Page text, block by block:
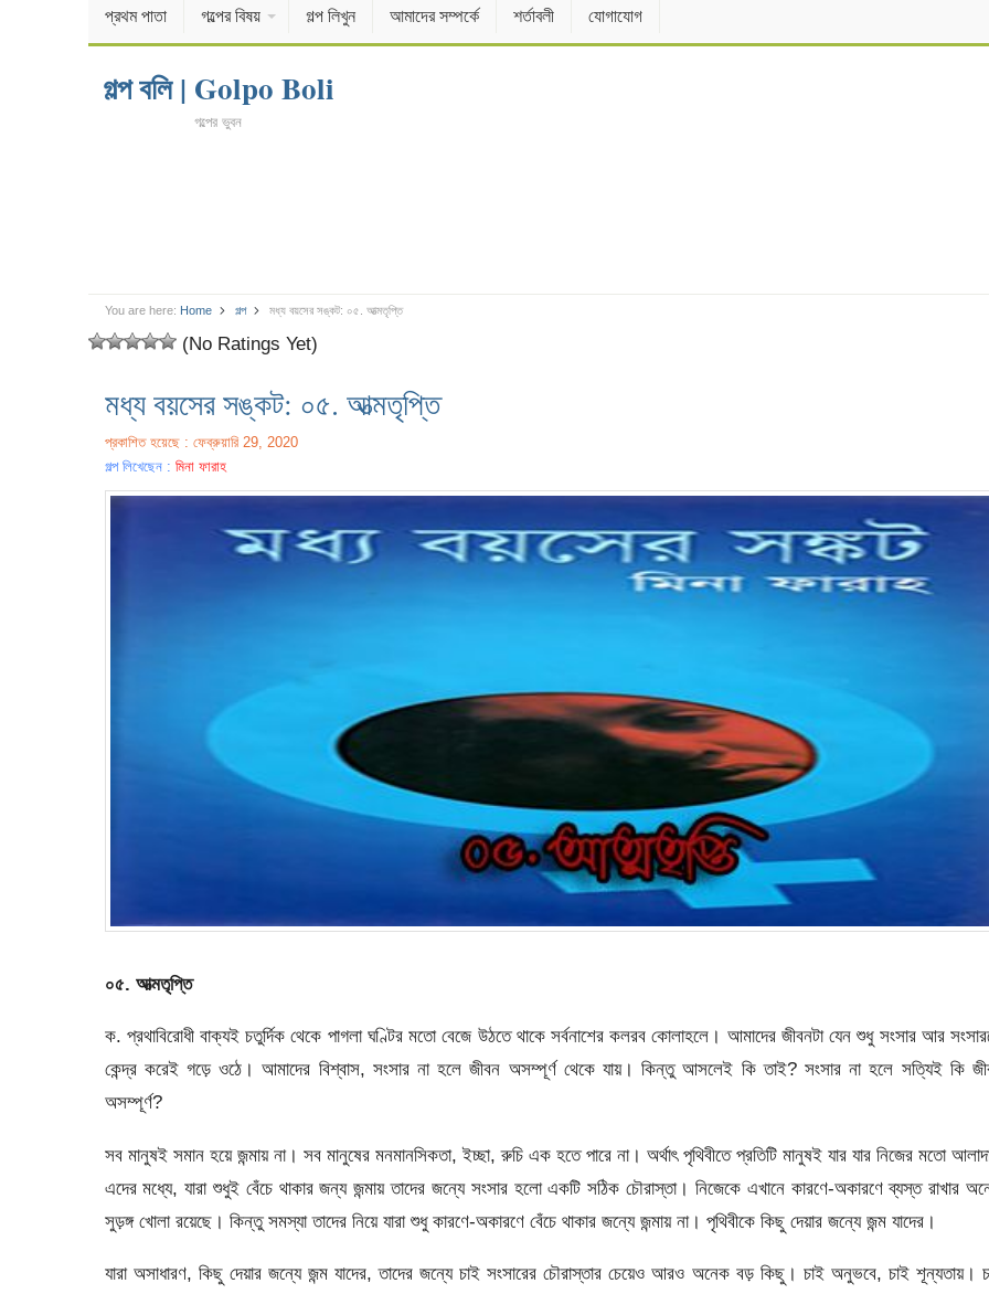
প্রথম পাতা গল্পের বিষয় গল্প লিখুন আমাদের সম্পর্কে শর্তাবলী যোগাযোগ
গল্প বলি | Golpo Boli
গল্পের ভুবন
You are here: Home গল্প মধ্য বয়সের সঙ্কট: ০৫. আত্মতৃপ্তি
(No Ratings Yet)
মধ্য বয়সের সঙ্কট: ০৫. আত্মতৃপ্তি
প্রকাশিত হয়েছে : ফেব্রুয়ারি 29, 2020
গল্প লিখেছেন : মিনা ফারাহ
০৫. আত্মতৃপ্তি
ক. প্রথাবিরোধী বাক্যই চতুর্দিক থেকে পাগলা ঘণ্টির মতো বেজে উঠতে থাকে সর্বনাশের কলরব কোলাহলে। আমাদের জীবনটা যেন শুধু সংসার আর
কেন্দ্র করেই গড়ে ওঠে। আমাদের বিশ্বাস, সংসার না হলে জীবন অসম্পূর্ণ থেকে যায়। কিন্তু আসলেই কি তাই? সংসার না হলে সত্যিই কি
অসম্পূর্ণ?
সব মানুষই সমান হয়ে জন্মায় না। সব মানুষের মনমানসিকতা, ইচ্ছা, রুচি এক হতে পারে না। অর্থাৎ পৃথিবীতে প্রতিটি মানুষই যার যার নিজের মতো
এদের মধ্যে, যারা শুধুই বেঁচে থাকার জন্য জন্মায় তাদের জন্যে সংসার হলো একটি সঠিক চৌরাস্তা। নিজেকে এখানে কারণে-অকারণে ব্যস্ত রাখার
সুড়ঙ্গ খোলা রয়েছে। কিন্তু সমস্যা তাদের নিয়ে যারা শুধু কারণে-অকারণে বেঁচে থাকার জন্যে জন্মায় না। পৃথিবীকে কিছু দেয়ার জন্যে জন্ম যাদের।
যারা অসাধারণ, কিছু দেয়ার জন্যে জন্ম যাদের, তাদের জন্যে চাই সংসারের চৌরাস্তার চেয়েও আরও অনেক বড় কিছু। চাই অনুভবে, চাই শূন্যতায়।